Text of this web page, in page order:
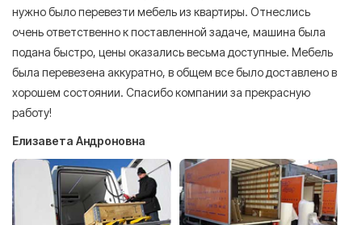
нужно было перевезти мебель из квартиры. Отнеслись
очень ответственно к поставленной задаче, машина была
подана быстро, цены оказались весьма доступные. Мебель
была перевезена аккуратно, в общем все было доставлено в
хорошем состоянии. Спасибо компании за прекрасную
работу!
Елизавета Андроновна